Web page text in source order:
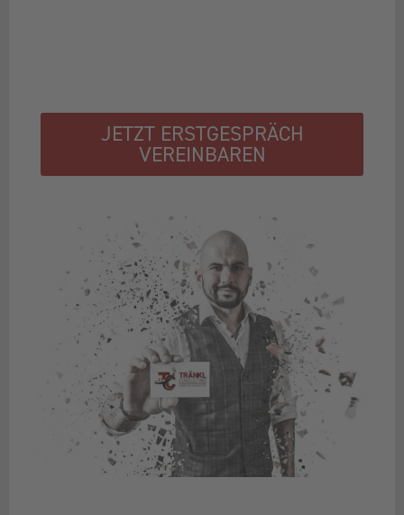
JETZT ERSTGESPRÄCH
VEREINBAREN